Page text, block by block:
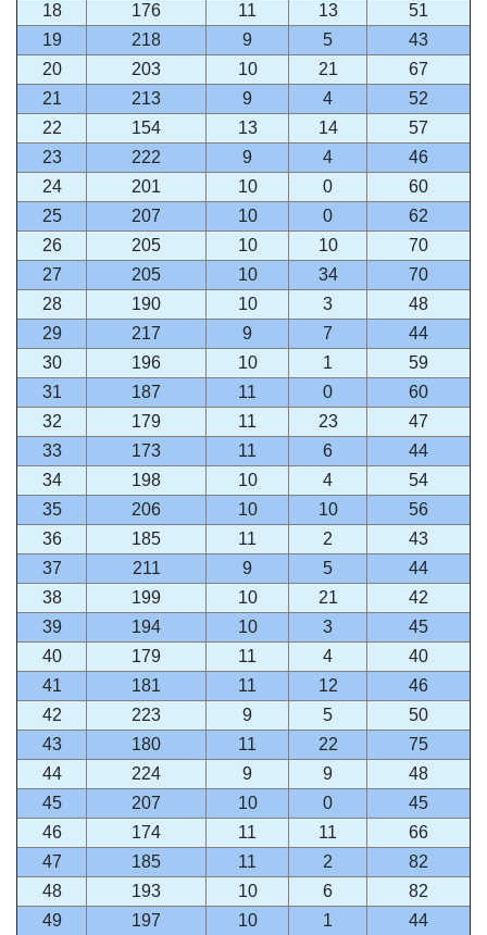
18
176 11 13
51
19
218 9 5
43
20
203 10 21
67
21
213 9 4
52
22
154 13 14
57
23
222 9 4
46
24
201 10 0
60
25
207 10 0
62
26
205 10 10
70
27
205 10 34
70
28
190 10 3
48
29
217 9 7
44
30
196 10 1
59
31
187 11 0
60
32
179 11 23
47
33
173 11 6
44
34
198 10 4
54
35
206 10 10
56
36
185 11 2
43
37
211 9 5
44
38
199 10 21
42
39
194 10 3
45
40
179 11 4
40
41
181 11 12
46
42
223 9 5
50
43
180 11 22
75
44
224 9 9
48
45
207 10 0
45
46
174 11 11
66
47
185 11 2
82
48
193 10 6
82
49
197 10 1 44